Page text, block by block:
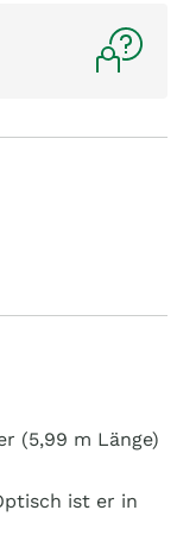
(5,99 m Länge)
ist er in